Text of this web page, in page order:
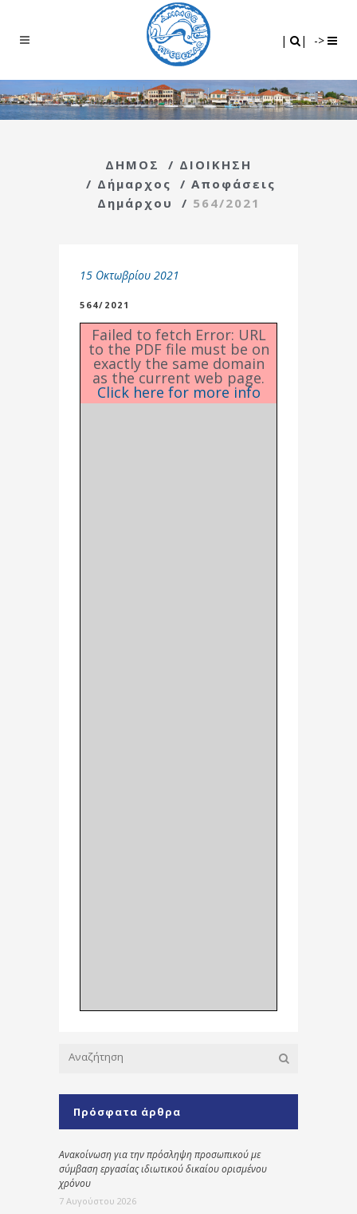
| | ->
ΔΗΜΟΣ / ΔΙΟΙΚΗΣΗ
/ Δήμαρχος / Αποφάσεις
Δημάρχου
/ 564/2021
15 Οκτωβρίου 2021
564/2021
Failed to fetch Error: URL
to the PDF file must be on
exactly the same domain
as the current web page.
Click here for more info
Πρόσφατα άρθρα
Ανακοίνωση για την πρόσληψη προσωπικού με
σύμβαση εργασίας ιδιωτικού δικαίου ορισμένου
χρόνου
7 Αυγούστου 2026